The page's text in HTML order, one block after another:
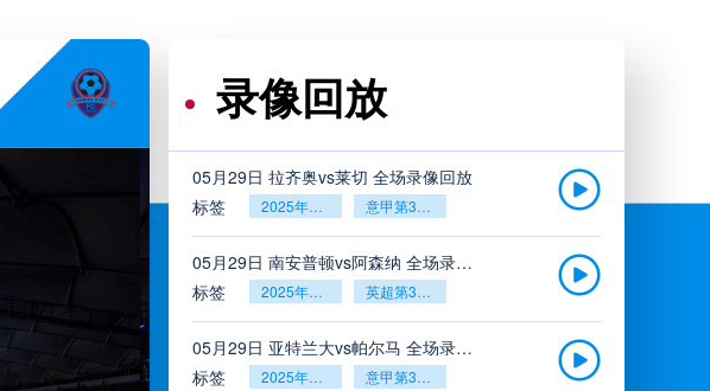
录像回放
05月29日 拉齐奥vs莱切 全场录像回放
标签
2025年5月26日 意甲第38轮
05月29日 南安普顿vs阿森纳 全场录像回放
标签
2025年5月26日 英超第38轮
05月29日 亚特兰大vs帕尔马 全场录像回放
标签
2025年5月26日 意甲第38轮